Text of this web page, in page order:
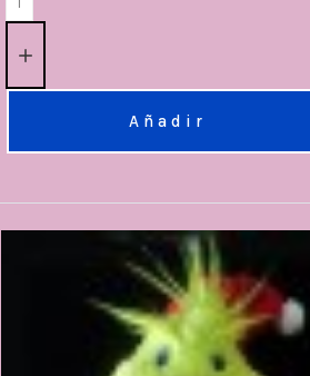
Añadir